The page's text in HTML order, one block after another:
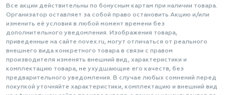
Все акции действительны по бонусным картам при наличии товара.
Организатор оставляет за собой право остановить Акцию и/или
изменить её условия в любой момент времени без
дополнительного уведомления. Изображения товара,
приведенные на сайте novex.ru, могут отличаться от реального
внешнего вида конкретного товара в связи с правом
производителя изменять внешний вид, характеристики и
комплектацию товара, не ухудшающие его качеств, без
предварительного уведомления. В случае любых сомнений перед
покупкой уточняйте характеристики, комплектацию и внешний вид